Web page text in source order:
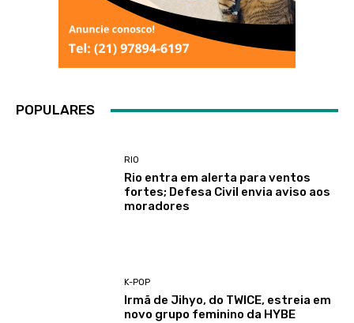
POPULARES
RIO
Rio entra em alerta para ventos
fortes; Defesa Civil envia aviso aos
moradores
K-POP
Irmã de Jihyo, do TWICE, estreia em
novo grupo feminino da HYBE